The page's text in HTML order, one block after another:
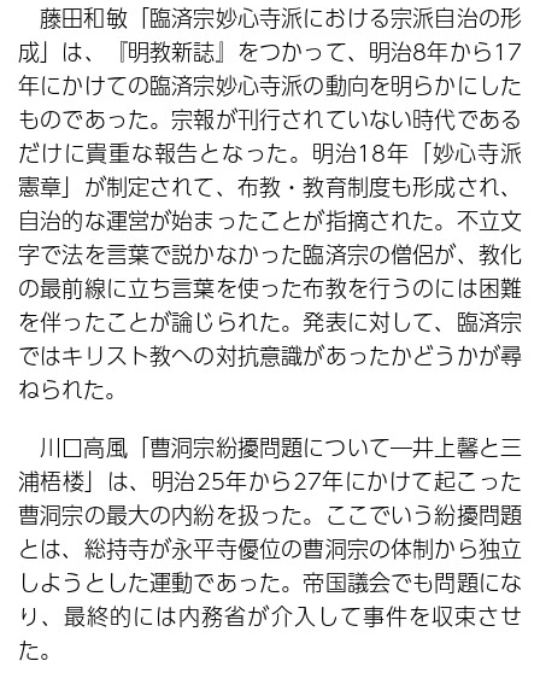
藤田和敏「臨済宗妙心寺派における宗派自治の形
成」は、『明教新誌』をつかって、明治8年から17
年にかけての臨済宗妙心寺派の動向を明らかにした
ものであった。宗報が刊行されていない時代である
だけに貴重な報告となった。明治18年「妙心寺派
憲章」が制定されて、布教・教育制度も形成され、
自治的な運営が始まったことが指摘された。不立文
字で法を言葉で説かなかった臨済宗の僧侶が、教化
の最前線に立ち言葉を使った布教を行うのには困難
を伴ったことが論じられた。発表に対して、臨済宗
ではキリスト教への対抗意識があったかどうかが尋
ねられた。
川口高風「曹洞宗紛擾問題について―井上馨と三
浦梧楼」は、明治25年から27年にかけて起こった
曹洞宗の最大の内紛を扱った。ここでいう紛擾問題
とは、総持寺が永平寺優位の曹洞宗の体制から独立
しようとした運動であった。帝国議会でも問題にな
り、最終的には内務省が介入して事件を収束させ
た。